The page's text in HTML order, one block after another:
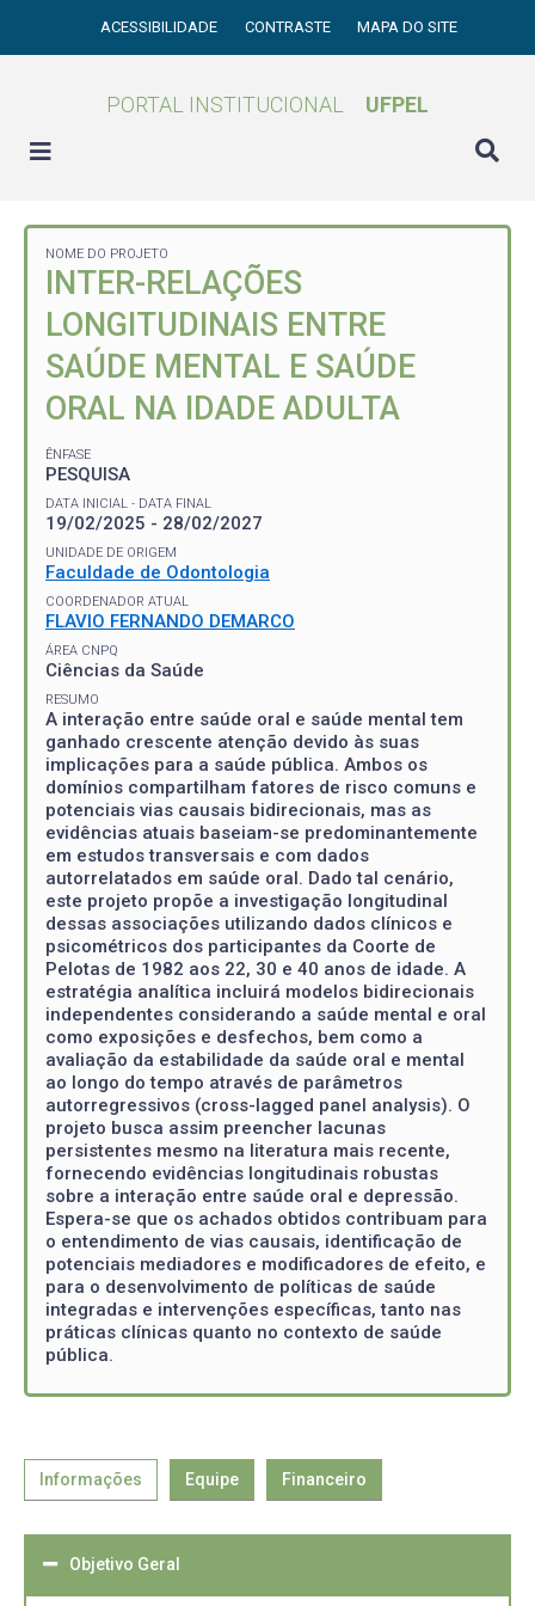
ACESSIBILIDADE CONTRASTE MAPA DO SITE
PORTAL INSTITUCIONAL UFPEL
NOME DO PROJETO
INTER-RELAÇÕES
LONGITUDINAIS ENTRE
SAÚDE MENTAL E SAÚDE
ORAL NA IDADE ADULTA
ÊNFASE
PESQUISA
DATA INICIAL - DATA FINAL
19/02/2025 - 28/02/2027
UNIDADE DE ORIGEM
Faculdade de Odontologia
COORDENADOR ATUAL
FLAVIO FERNANDO DEMARCO
ÁREA CNPQ
Ciências da Saúde
RESUMO
A interação entre saúde oral e saúde mental tem
ganhado crescente atenção devido às suas
implicações para a saúde pública. Ambos os
domínios compartilham fatores de risco comuns e
potenciais vias causais bidirecionais, mas as
evidências atuais baseiam-se predominantemente
em estudos transversais e com dados
autorrelatados em saúde oral. Dado tal cenário,
este projeto propõe a investigação longitudinal
dessas associações utilizando dados clínicos e
psicométricos dos participantes da Coorte de
Pelotas de 1982 aos 22, 30 e 40 anos de idade. A
estratégia analítica incluirá modelos bidirecionais
independentes considerando a saúde mental e oral
como exposições e desfechos, bem como a
avaliação da estabilidade da saúde oral e mental
ao longo do tempo através de parâmetros
autorregressivos (cross-lagged panel analysis). O
projeto busca assim preencher lacunas
persistentes mesmo na literatura mais recente,
fornecendo evidências longitudinais robustas
sobre a interação entre saúde oral e depressão.
Espera-se que os achados obtidos contribuam para
o entendimento de vias causais, identificação de
potenciais mediadores e modificadores de efeito, e
para o desenvolvimento de políticas de saúde
integradas e intervenções específicas, tanto nas
práticas clínicas quanto no contexto de saúde
pública.
Informações Equipe Financeiro
Objetivo Geral